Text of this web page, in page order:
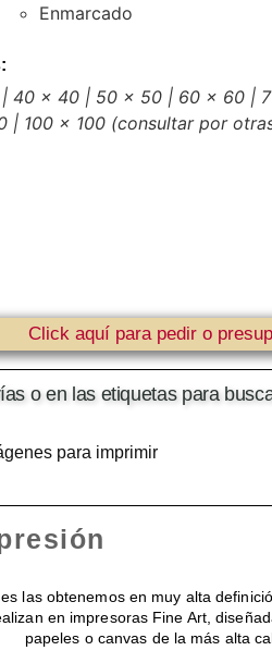
Enmarcado
40 x 40 | 50 x 50 | 60 x 60 |
| 100 x 100 (consultar por
Click aquí para pedir o
o en las etiquetas para
para imprimir
las obtenemos en muy alta
en impresoras Fine Art,
papeles o canvas de la más alta